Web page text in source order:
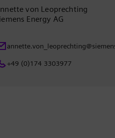
von Leoprechting
Energy AG
+49 (0)174 3303977